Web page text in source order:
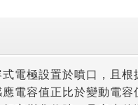
電極設置於噴口，且
電容值正比於變動電